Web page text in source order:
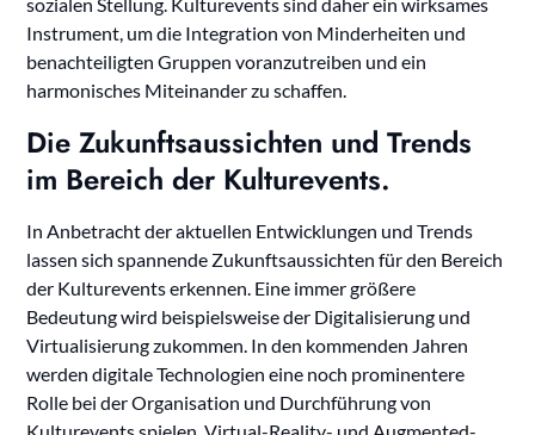
sozialen Stellung. Kulturevents sind daher ein wirksames
Instrument, um die Integration von Minderheiten und
benachteiligten Gruppen voranzutreiben und ein
harmonisches Miteinander zu schaffen.
Die Zukunftsaussichten und Trends
im Bereich der Kulturevents.
In Anbetracht der aktuellen Entwicklungen und Trends
lassen sich spannende Zukunftsaussichten für den Bereich
der Kulturevents erkennen. Eine immer größere
Bedeutung wird beispielsweise der Digitalisierung und
Virtualisierung zukommen. In den kommenden Jahren
werden digitale Technologien eine noch prominentere
Rolle bei der Organisation und Durchführung von